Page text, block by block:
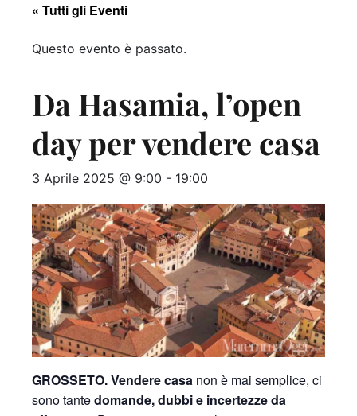
« Tutti gli Eventi
Questo evento è passato.
Da Hasamia, l’open
day per vendere casa
3 Aprile 2025 @ 9:00 - 19:00
GROSSETO.Vendere casa non è mai semplice, ci
sono tantedomande, dubbi e incertezze da